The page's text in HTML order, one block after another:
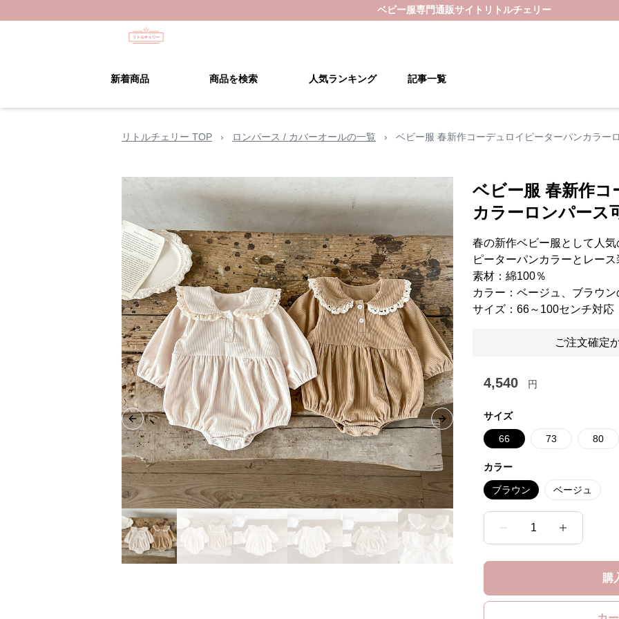
ベビー服専門通販サイト リトルチェリー
新着商品 商品を検索 人気ランキング 記事一覧
リトルチェリー TOP › ロンパース / カバーオールの一覧 › ベビー服 春新作コーデュロイピーターパンカラー
Previous slide Next slide
ベビー服 春新作
カラーロンパース
春の新作ベビー服として人
ピーターパンカラーとレー
素材：綿100％
カラー：ベージュ、ブラウ
サイズ：66～100センチ対応
ご注文確定
4,540 円
サイズ
66 73 80
カラー
ブラウン ベージュ
1
購